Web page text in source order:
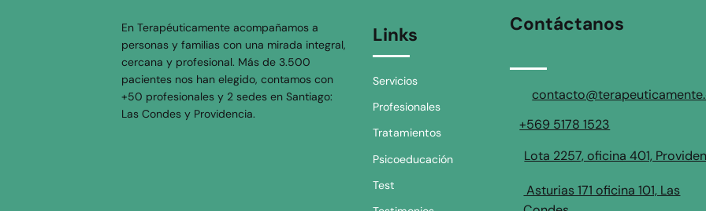
Opciones de tratamiento
para el Trastorno Bipolar y
Cómo el Trastorno Bipolar
impacta la vida diaria y
estrategias para
En Terapéuticamente acompañamos a
personas y familias con una mirada integral,
cercana y profesional. Más de 3.500
pacientes nos han elegido, contamos con
+50 profesionales y 2 sedes en Santiago:
Las Condes y Providencia.
Links
Servicios
Profesionales
Tratamientos
Psicoeducación
Test
Contáctanos
+569 5178 1523
Lota 2257, oficina 401,
Asturias 171 oficina 101, Las